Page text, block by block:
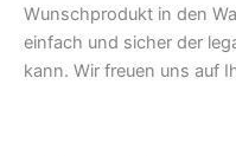
Wunschprodukt in den
einfach und sicher der
kann. Wir freuen uns auf